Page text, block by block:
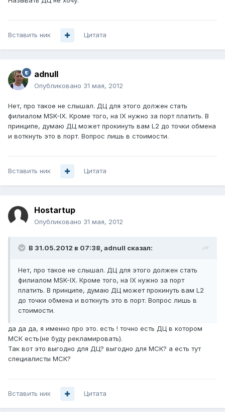
Вставить ник Цитата
adnull
Опубликовано 31 мая, 2012
Нет, про такое не слышал. ДЦ для этого должен стать
филиалом MSK-IX. Кроме того, на IX нужно за порт платить. В
принципе, думаю ДЦ может прокинуть вам L2 до точки обмена
и воткнуть это в порт. Вопрос лишь в стоимости.
Вставить ник Цитата
Hostartup
Опубликовано 31 мая, 2012
В 31.05.2012 в 07:38, adnull сказал:
Нет, про такое не слышал. ДЦ для этого должен стать
филиалом MSK-IX. Кроме того, на IX нужно за порт
платить. В принципе, думаю ДЦ может прокинуть вам L2
до точки обмена и воткнуть это в порт. Вопрос лишь в
стоимости.
да да да, я именно про это. есть ! точно есть ДЦ в котором
МСК есть(не буду рекламировать).
Так вот это выгодно для ДЦ? выгодно для МСК? а есть тут
специалисты МСК?
Вставить ник Цитата